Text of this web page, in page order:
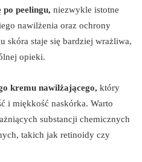
po peelingu, niezwykle istotne
nawilżenia oraz ochrony
skóra staje się bardziej wrażliwa,
opieki.
kremu nawilżającego, który
i miękkość naskórka. Warto
substancji chemicznych
takich jak retinoidy czy